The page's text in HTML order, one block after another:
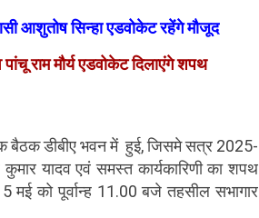
आशुतोष सिन्हा एडवोकेट रहेंगे मौजूद
राम मौर्य एडवोकेट दिलाएंगे शपथ
बैठक डीबीए भवन में  हुई, जिसमे सत्र 2025-
यादव एवं समस्त कार्यकारिणी का शपथ
मई को पूर्वान्ह 11.00 बजे तहसील सभागार